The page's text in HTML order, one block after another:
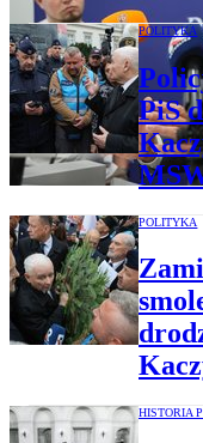
POLITYKA
PiS
POLITYKA
HISTORIA